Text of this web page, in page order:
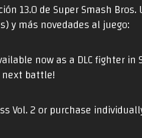
13.0 de Super Smash
y más novedades al juego:
now as a DLC fighter in
next battle!
Vol. 2 or purchase